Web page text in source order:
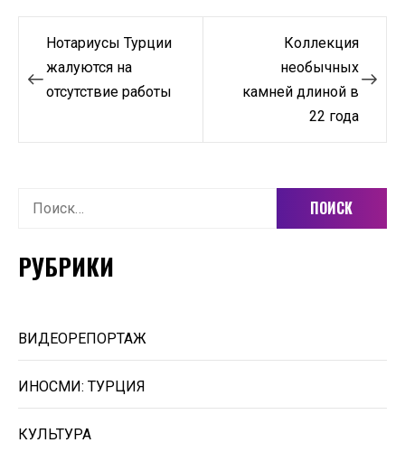
Навигация
по
записям
Нотариусы Турции
жалуются на
отсутствие работы
Коллекция
необычных
камней длиной в
22 года
Найти:
РУБРИКИ
ВИДЕОРЕПОРТАЖ
ИНОСМИ: ТУРЦИЯ
КУЛЬТУРА